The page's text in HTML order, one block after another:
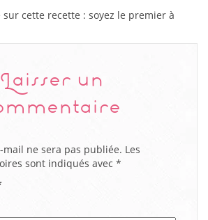
cette recette : soyez le premier à
Laisser un
mail ne sera pas publiée. Les
sont indiqués avec *